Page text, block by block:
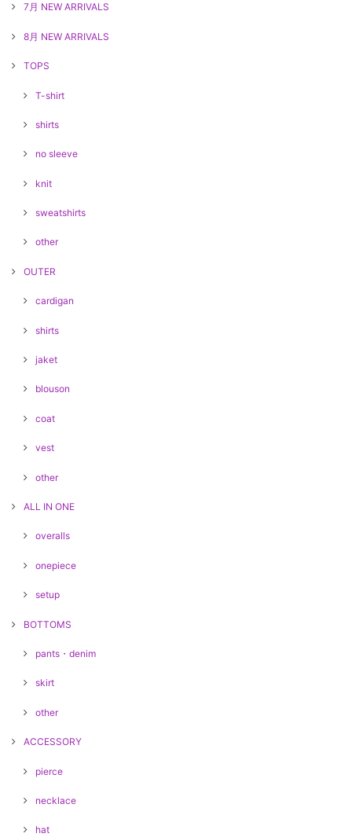
7月 NEW ARRIVALS
8月 NEW ARRIVALS
TOPS
T-shirt
shirts
no sleeve
knit
sweatshirts
other
OUTER
cardigan
shirts
jaket
blouson
coat
vest
other
ALL IN ONE
overalls
onepiece
setup
BOTTOMS
pants・denim
skirt
other
ACCESSORY
pierce
necklace
hat